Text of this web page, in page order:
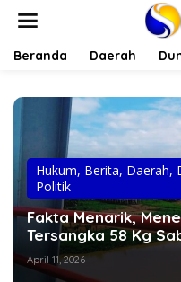
Beranda Daerah
Hukum, Berita, Daerah,
Politik
Fakta Menarik,
Tersangka 58 Kg
Jambi
April 11, 2026